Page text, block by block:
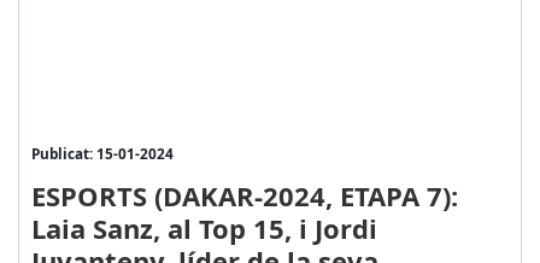
Publicat: 15-01-2024
ESPORTS (DAKAR-2024, ETAPA 7):
Laia Sanz, al Top 15, i Jordi